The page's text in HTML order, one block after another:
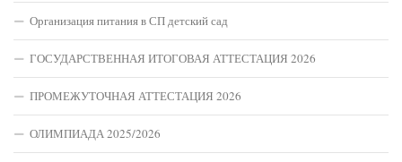
Организация питания в СП детский сад
ГОСУДАРСТВЕННАЯ ИТОГОВАЯ АТТЕСТАЦИЯ 2026
ПРОМЕЖУТОЧНАЯ АТТЕСТАЦИЯ 2026
ОЛИМПИАДА 2025/2026